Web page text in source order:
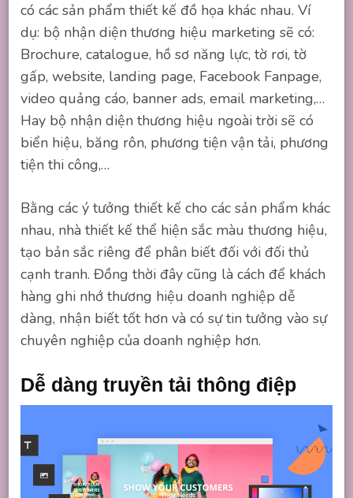
có các sản phẩm thiết kế đồ họa khác nhau. Ví
dụ: bộ nhận diện thương hiệu marketing sẽ có:
Brochure, catalogue, hồ sơ năng lực, tờ rơi, tờ
gấp, website, landing page, Facebook Fanpage,
video quảng cáo, banner ads, email marketing,…
Hay bộ nhận diện thương hiệu ngoài trời sẽ có
biển hiệu, băng rôn, phương tiện vận tải, phương
tiện thi công,…
Bằng các ý tưởng thiết kế cho các sản phẩm khác
nhau, nhà thiết kế thể hiện sắc màu thương hiệu,
tạo bản sắc riêng để phân biết đối với đối thủ
cạnh tranh. Đồng thời đây cũng là cách để khách
hàng ghi nhớ thương hiệu doanh nghiệp dễ
dàng, nhận biết tốt hơn và có sự tin tưởng vào sự
chuyên nghiệp của doanh nghiệp hơn.
Dễ dàng truyền tải thông điệp